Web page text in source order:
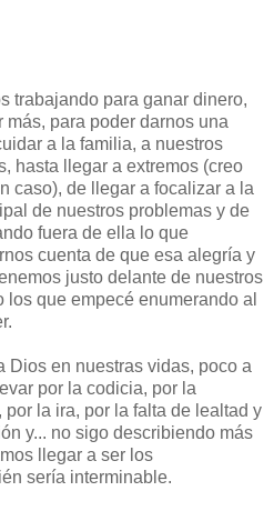
trabajando para ganar dinero,
más, para poder darnos una
a la familia, a nuestros
hasta llegar a extremos (creo
caso), de llegar a focalizar a la
de nuestros problemas y de
fuera de ella lo que
cuenta de que esa alegría y
justo delante de nuestros
que empecé enumerando al
Dios en nuestras vidas, poco a
por la codicia, por la
la ira, por la falta de lealtad y
y... no sigo describiendo más
llegar a ser los
sería interminable.